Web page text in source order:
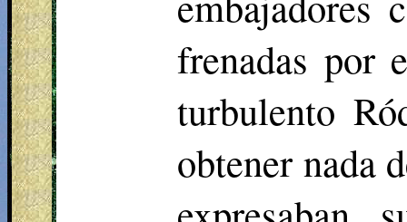
frenadas por
turbulento
obtener nada